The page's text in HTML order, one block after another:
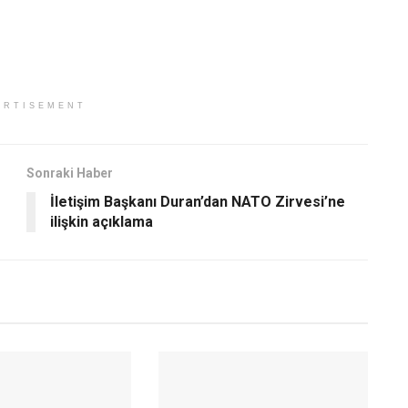
Sonraki Haber
İletişim Başkanı Duran’dan NATO Zirvesi’ne
ilişkin açıklama